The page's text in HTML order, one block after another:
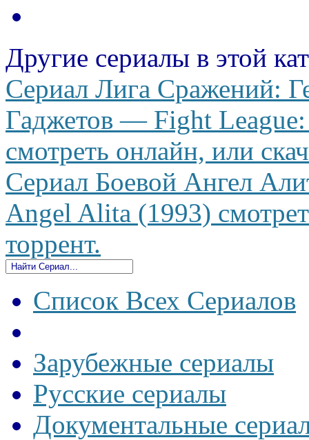
Другие сериалы в этой
Сериал Лига Сражений:
Гаджетов — Fight League:
смотреть онлайн, или
Сериал Боевой Ангел
Angel Alita (1993)
торрент.
Список Всех Сериалов
Зарубежные сериалы
Русские сериалы
Документальные